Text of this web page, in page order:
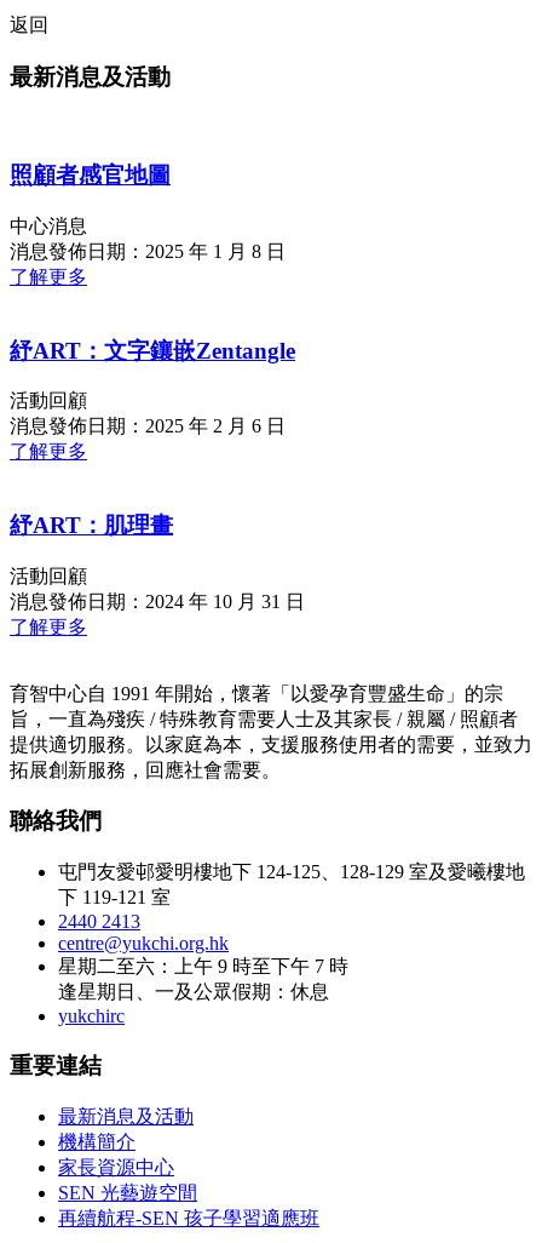
返回
最新消息及活動
照顧者感官地圖
中心消息
消息發佈日期：2025 年 1 月 8 日
了解更多
紓ART：文字鑲嵌Zentangle
活動回顧
消息發佈日期：2025 年 2 月 6 日
了解更多
紓ART：肌理畫
活動回顧
消息發佈日期：2024 年 10 月 31 日
了解更多
育智中心自 1991 年開始，懷著「以愛孕育豐盛生命」的宗
旨，一直為殘疾 / 特殊教育需要人士及其家長 / 親屬 / 照顧者
提供適切服務。以家庭為本，支援服務使用者的需要，並致力
拓展創新服務，回應社會需要。
聯絡我們
屯門友愛邨愛明樓地下 124-125、128-129 室及愛曦樓地
下 119-121 室
2440 2413
centre@yukchi.org.hk
星期二至六：上午 9 時至下午 7 時
逢星期日、一及公眾假期：休息
yukchirc
重要連結
最新消息及活動
機構簡介
家長資源中心
SEN 光藝遊空間
再續航程-SEN 孩子學習適應班